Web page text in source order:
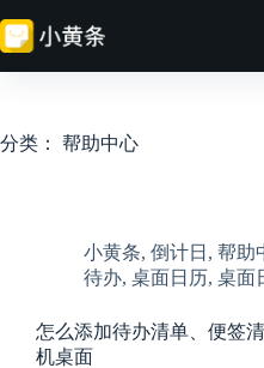
至
分类： 帮助中心
小黄条, 倒计日 , 帮助
待办, 桌面日历, 桌面
怎么添加待办清单、便签
机桌面